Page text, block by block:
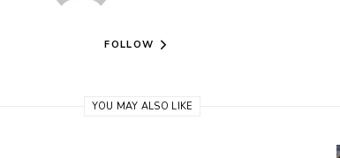
FOLLOW
YOU MAY ALSO LIKE